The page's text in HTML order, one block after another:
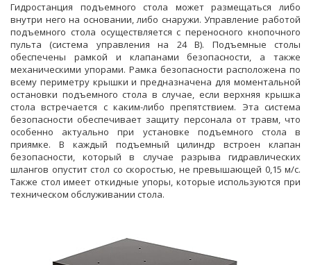
Гидростанция подъемного стола может размещаться либо
внутри него на основании, либо снаружи. Управление работой
подъемного стола осуществляется с переносного кнопочного
пульта (система управления на 24 В). Подъемные столы
обеспечены рамкой и клапанами безопасности, а также
механическими упорами. Рамка безопасности расположена по
всему периметру крышки и предназначена для моментальной
остановки подъемного стола в случае, если верхняя крышка
стола встречается с каким-либо препятствием. Эта система
безопасности обеспечивает защиту персонала от травм, что
особенно актуально при установке подъемного стола в
приямке. В каждый подъемный цилиндр встроен клапан
безопасности, который в случае разрыва гидравлических
шлангов опустит стол со скоростью, не превышающей 0,15 м/с.
Также стол имеет откидные упоры, которые используются при
техническом обслуживании стола.